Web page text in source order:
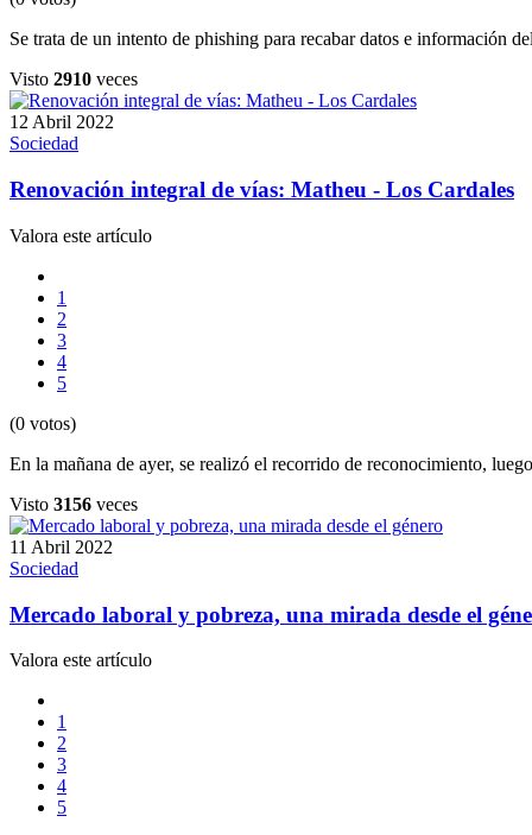
Se trata de un intento de phishing para recabar datos e información
Visto 2910 veces
12 Abril 2022
Sociedad
Renovación integral de vías: Matheu - Los Cardales
Valora este artículo
1
2
3
4
5
(0 votos)
En la mañana de ayer, se realizó el recorrido de reconocimiento,
Visto 3156 veces
11 Abril 2022
Sociedad
Mercado laboral y pobreza, una mirada desde el
Valora este artículo
1
2
3
4
5